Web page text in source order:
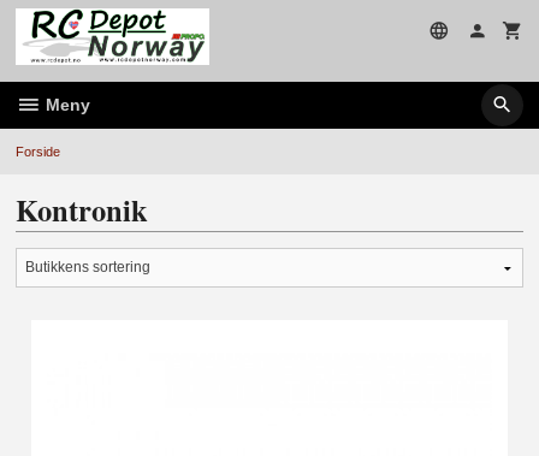
Gå
innholdet
Meny
Forside
Kontronik